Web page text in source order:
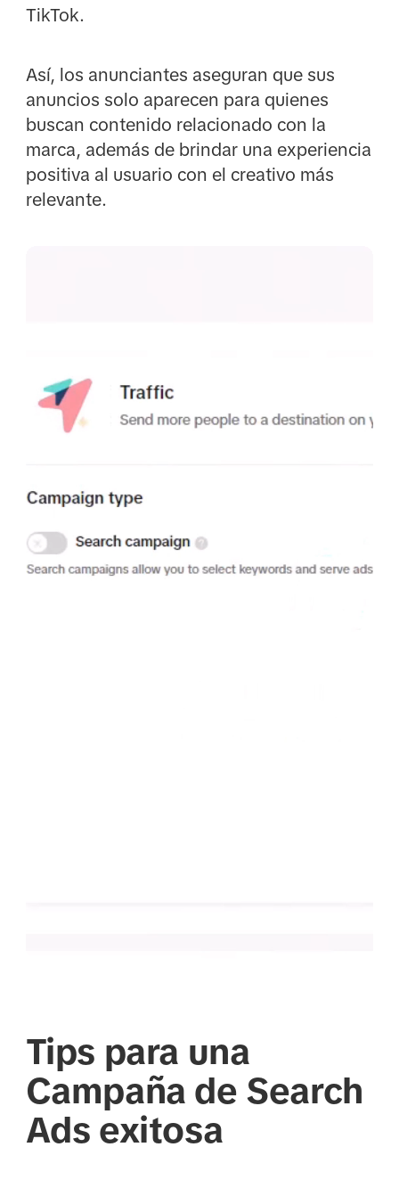
TikTok.
Así, los anunciantes aseguran que sus
anuncios solo aparecen para quienes
buscan contenido relacionado con la
marca, además de brindar una experiencia
positiva al usuario con el creativo más
relevante.
Tips para una
Campaña de Search
Ads exitosa